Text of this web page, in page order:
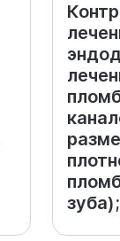
зуба);